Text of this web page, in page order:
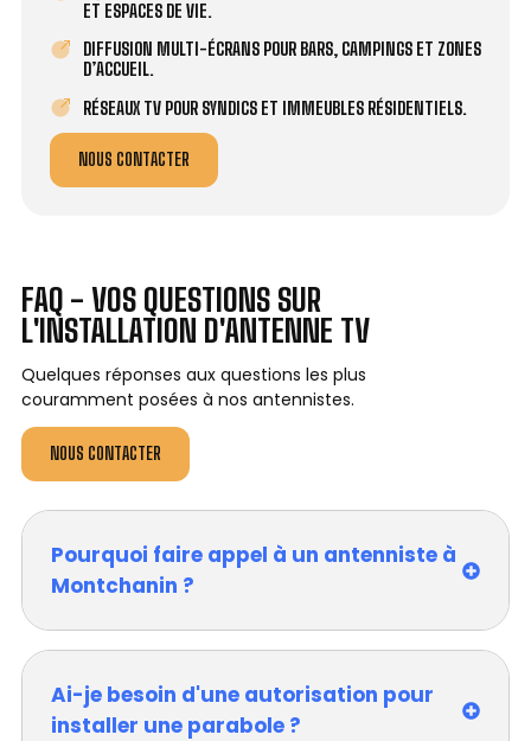
ET ESPACES DE VIE.
DIFFUSION MULTI-ÉCRANS POUR BARS, CAMPINGS ET ZONES
D’ACCUEIL.
RÉSEAUX TV POUR SYNDICS ET IMMEUBLES RÉSIDENTIELS.
NOUS CONTACTER
FAQ - VOS QUESTIONS SUR
L'INSTALLATION D'ANTENNE TV
Quelques réponses aux questions les plus
couramment posées à nos antennistes.
NOUS CONTACTER
Pourquoi faire appel à un antenniste à
Montchanin ?
Ai-je besoin d'une autorisation pour
installer une parabole ?